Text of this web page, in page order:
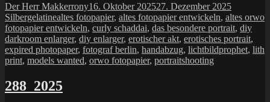
Autor
Der Herr MakkerronyVeröffentlicht
am
16. Oktober 202527. Dezember 2025
SilbergelatineSchlagwörter
altes fotopapier, altes fotopapier entwickeln, altes orwo
fotopapier entwickeln, curly schaddai, das besondere portrait, diy
darkroom enlarger, diy enlarger, erotischer akt, erotisches portrait,
expired photopaper, fotograf berlin, handabzug, lichtbildprophet, lith
print, models wanted, orwo fotopapier, portraitshooting
288_2025